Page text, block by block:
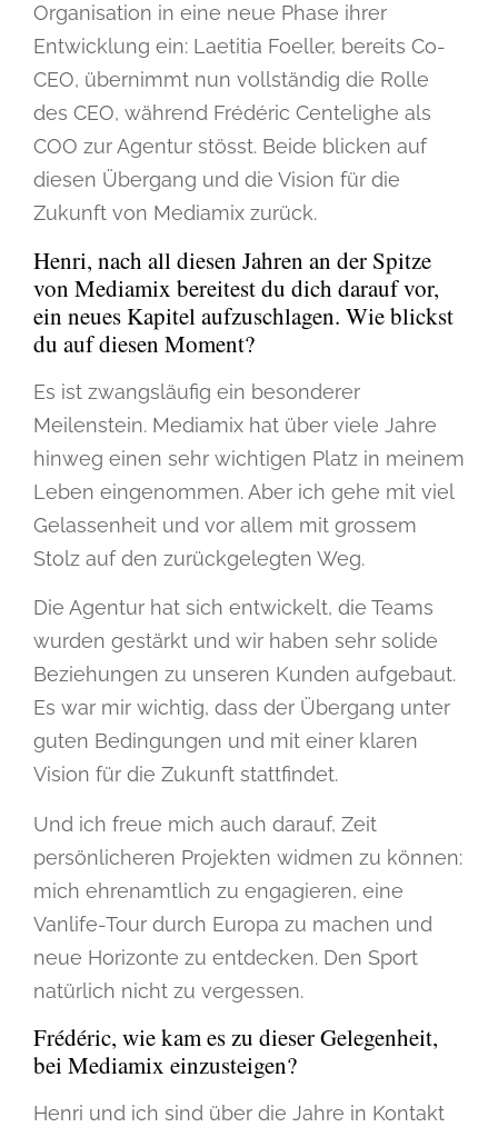
Organisation in eine neue Phase ihrer
Entwicklung ein: Laetitia Foeller, bereits Co-
CEO, übernimmt nun vollständig die Rolle
des CEO, während Frédéric Centelighe als
COO zur Agentur stösst. Beide blicken auf
diesen Übergang und die Vision für die
Zukunft von Mediamix zurück.
Henri, nach all diesen Jahren an der Spitze
von Mediamix bereitest du dich darauf vor,
ein neues Kapitel aufzuschlagen. Wie blickst
du auf diesen Moment?
Es ist zwangsläufig ein besonderer
Meilenstein. Mediamix hat über viele Jahre
hinweg einen sehr wichtigen Platz in meinem
Leben eingenommen. Aber ich gehe mit viel
Gelassenheit und vor allem mit grossem
Stolz auf den zurückgelegten Weg.
Die Agentur hat sich entwickelt, die Teams
wurden gestärkt und wir haben sehr solide
Beziehungen zu unseren Kunden aufgebaut.
Es war mir wichtig, dass der Übergang unter
guten Bedingungen und mit einer klaren
Vision für die Zukunft stattfindet.
Und ich freue mich auch darauf, Zeit
persönlicheren Projekten widmen zu können:
mich ehrenamtlich zu engagieren, eine
Vanlife-Tour durch Europa zu machen und
neue Horizonte zu entdecken. Den Sport
natürlich nicht zu vergessen.
Frédéric, wie kam es zu dieser Gelegenheit,
bei Mediamix einzusteigen?
Henri und ich sind über die Jahre in Kontakt